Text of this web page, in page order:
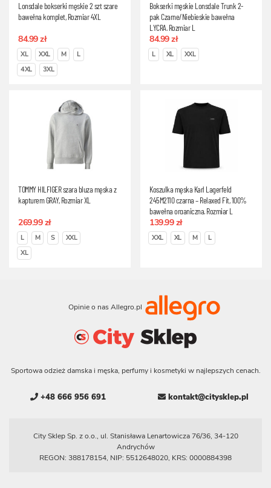
Lonsdale bokserki męskie 2 szt szare
bawełna komplet, Rozmiar 4XL
84.99 zł
XL XXL M
L
4XL
3XL
Bokserki męskie Lonsdale Trunk 2-
pak Czarne/Niebieskie bawełna
LYCRA, Rozmiar L
84.99 zł
L XL XXL
TOMMY HILFIGER szara bluza męska z
kapturem GRAY, Rozmiar XL
269.99 zł
L M S
XXL
XL
Koszulka męska Karl Lagerfeld
245M2110 czarna – Relaxed Fit, 100%
bawełna organiczna, Rozmiar L
139.99 zł
XXL XL M L
Opinie o nas Allegro.pl
Sportowa odzież damska i męska, perfumy i kosmetyki w najlepszych cenach.
+48 666 956 691 kontakt@citysklep.pl
City Sklep Sp. z o.o., ul. Stanisława Lenartowicza 76/36, 34-120
Andrychów
REGON: 388178154, NIP: 5512648020, KRS: 0000884398